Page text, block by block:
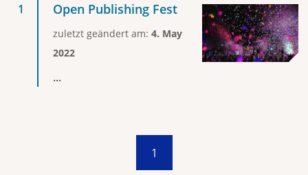
Open Publishing Fest
zuletzt geändert am: 4. May
2022
...
1